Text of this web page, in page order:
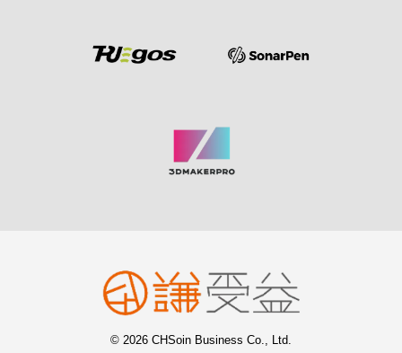
© 2026 CHSoin Business Co., Ltd.